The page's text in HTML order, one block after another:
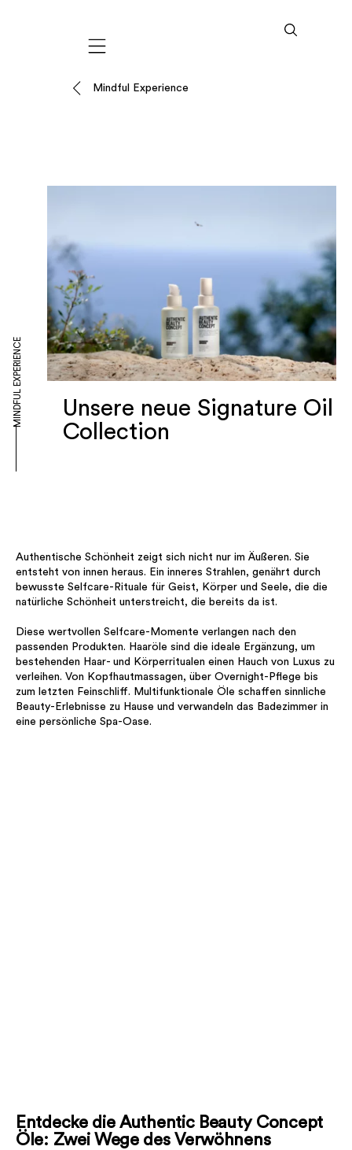
Mobile navigation
Mindful Experience
Unsere neue Signature Oil
Collection
MINDFUL EXPERIENCE
Authentische Schönheit zeigt sich nicht nur im Äußeren. Sie
entsteht von innen heraus. Ein inneres Strahlen, genährt durch
bewusste Selfcare-Rituale für Geist, Körper und Seele, die die
natürliche Schönheit unterstreicht, die bereits da ist.
Diese wertvollen Selfcare-Momente verlangen nach den
passenden Produkten. Haaröle sind die ideale Ergänzung, um
bestehenden Haar- und Körperritualen einen Hauch von Luxus zu
verleihen. Von Kopfhautmassagen, über Overnight-Pflege bis
zum letzten Feinschliff. Multifunktionale Öle schaffen sinnliche
Beauty-Erlebnisse zu Hause und verwandeln das Badezimmer in
eine persönliche Spa-Oase.
Entdecke die Authentic Beauty Concept
Öle: Zwei Wege des Verwöhnens